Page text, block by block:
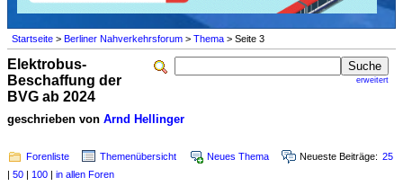
Startseite > Berliner Nahverkehrsforum > Thema > Seite 3
erweitert
Elektrobus-
Beschaffung der
BVG ab 2024
geschrieben von Arnd Hellinger
Forenliste Themenübersicht Neues Thema Neueste Beiträge: 25
| 50 | 100 | in allen Foren